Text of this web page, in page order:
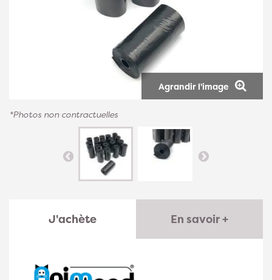
Agrandir l'image
*Photos non contractuelles
J'achète En savoir +